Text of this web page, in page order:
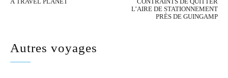
L’AIRE DE STATIONNEMENT
PRÈS DE GUINGAMP
Autres voyages